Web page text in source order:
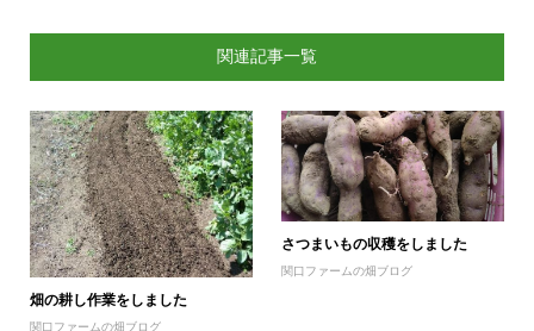
関連記事一覧
畑の耕し作業をしました
関口ファームの畑ブログ
さつまいもの収穫をしました
関口ファームの畑ブログ